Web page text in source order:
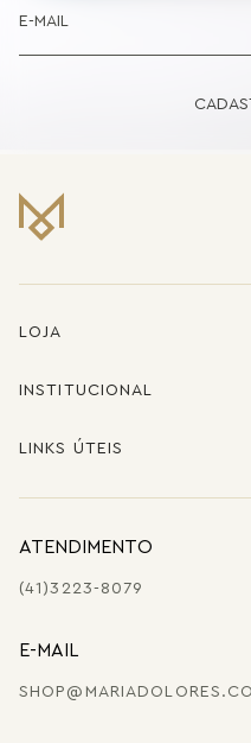
LOJA
INSTITUCIONAL
LINKS ÚTEIS
ATENDIMENTO
(41)3223-8079
E-MAIL